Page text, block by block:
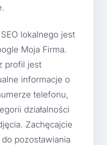
lokalnego jest
Moja Firma.
profil jest
informacje o
telefonu,
działalności
Zachęcajcie
pozostawiania